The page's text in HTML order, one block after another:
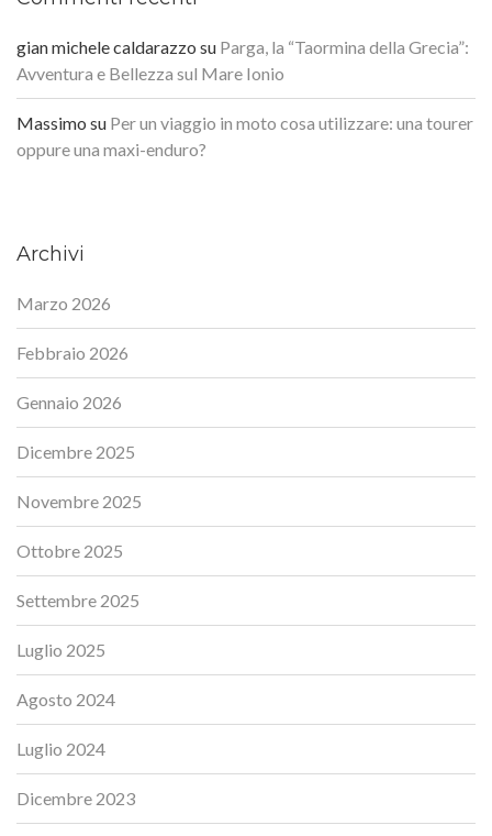
gian michele caldarazzo su Parga, la “Taormina della Grecia”:
Avventura e Bellezza sul Mare Ionio
Massimo su Per un viaggio in moto cosa utilizzare: una tourer
oppure una maxi-enduro?
Archivi
Marzo 2026
Febbraio 2026
Gennaio 2026
Dicembre 2025
Novembre 2025
Ottobre 2025
Settembre 2025
Luglio 2025
Agosto 2024
Luglio 2024
Dicembre 2023